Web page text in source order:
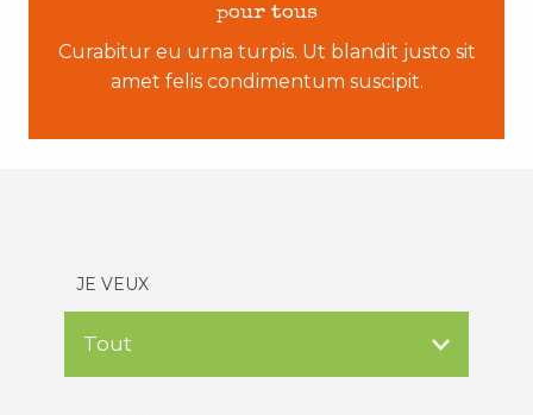
pour tous
Curabitur eu urna turpis. Ut blandit justo sit
amet felis condimentum suscipit.
JE VEUX